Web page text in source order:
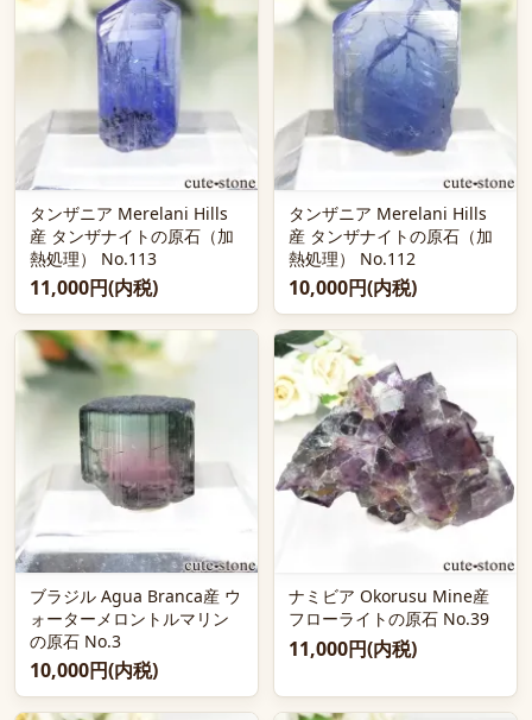
タンザニア Merelani Hills
産 タンザナイトの原石（加
熱処理） No.113
11,000円(内税)
タンザニア Merelani Hills
産 タンザナイトの原石（加
熱処理） No.112
10,000円(内税)
ブラジル Agua Branca産 ウ
ォーターメロントルマリン
の原石 No.3
10,000円(内税)
ナミビア Okorusu Mine産
フローライトの原石 No.39
11,000円(内税)